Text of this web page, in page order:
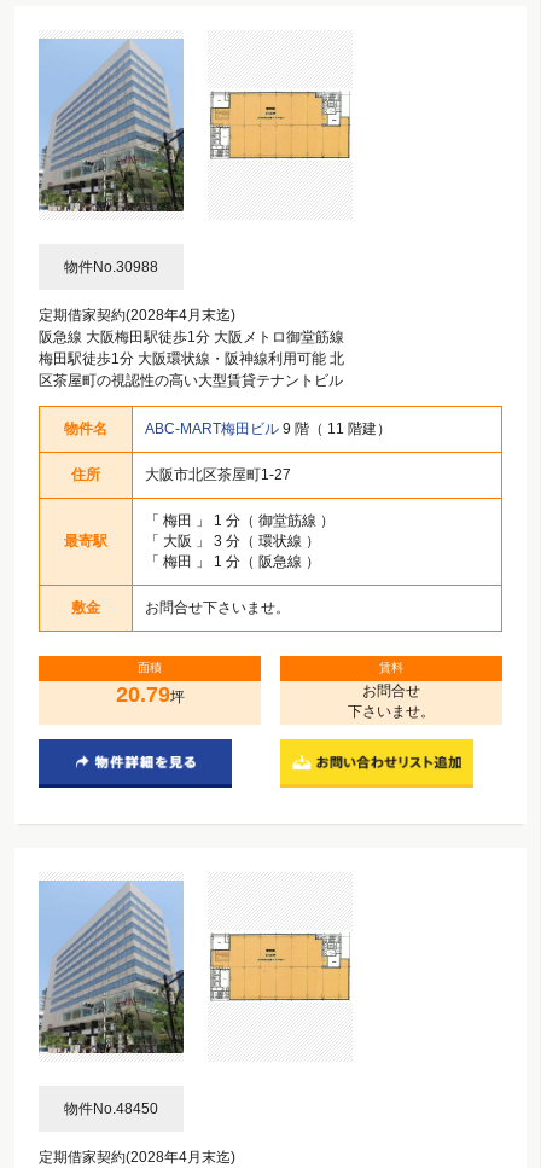
物件No.30988
定期借家契約(2028年4月末迄)
阪急線 大阪梅田駅徒歩1分 大阪メトロ御堂筋線
梅田駅徒歩1分 大阪環状線・阪神線利用可能 北
区茶屋町の視認性の高い大型賃貸テナントビル
物件名 ABC-MART梅田ビル 9 階（ 11 階建）
住所 大阪市北区茶屋町1-27
最寄駅
「 梅田
」 1 分（ 御堂筋線 ）
「 大阪
」 3 分（ 環状線 ）
「 梅田 」 1 分（ 阪急線 ）
敷金 お問合せ下さいませ。
面積
20.79坪
賃料
お問合せ
下さいませ。
物件No.48450
定期借家契約(2028年4月末迄)